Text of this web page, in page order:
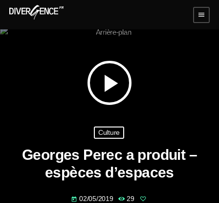
menu
play_arrow
Culture
Georges Perec a produit –
espèces d’espaces
today 02/05/2019 29